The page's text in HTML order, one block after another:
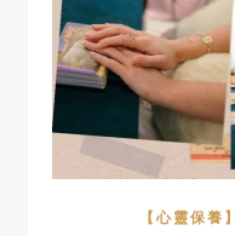
【心靈保